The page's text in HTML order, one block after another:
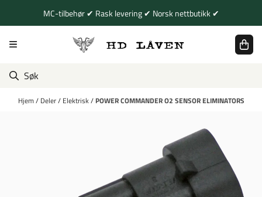
Hopp til innholdMC-tilbehør ✔ Rask levering ✔ Norsk nettbutikk ✔
Hjem/ Deler/ Elektrisk/ POWER COMMANDER O2 SENSOR ELIMINATORS